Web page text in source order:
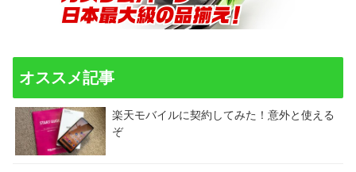
オススメ記事
楽天モバイルに契約してみた！意外と使える
ぞ